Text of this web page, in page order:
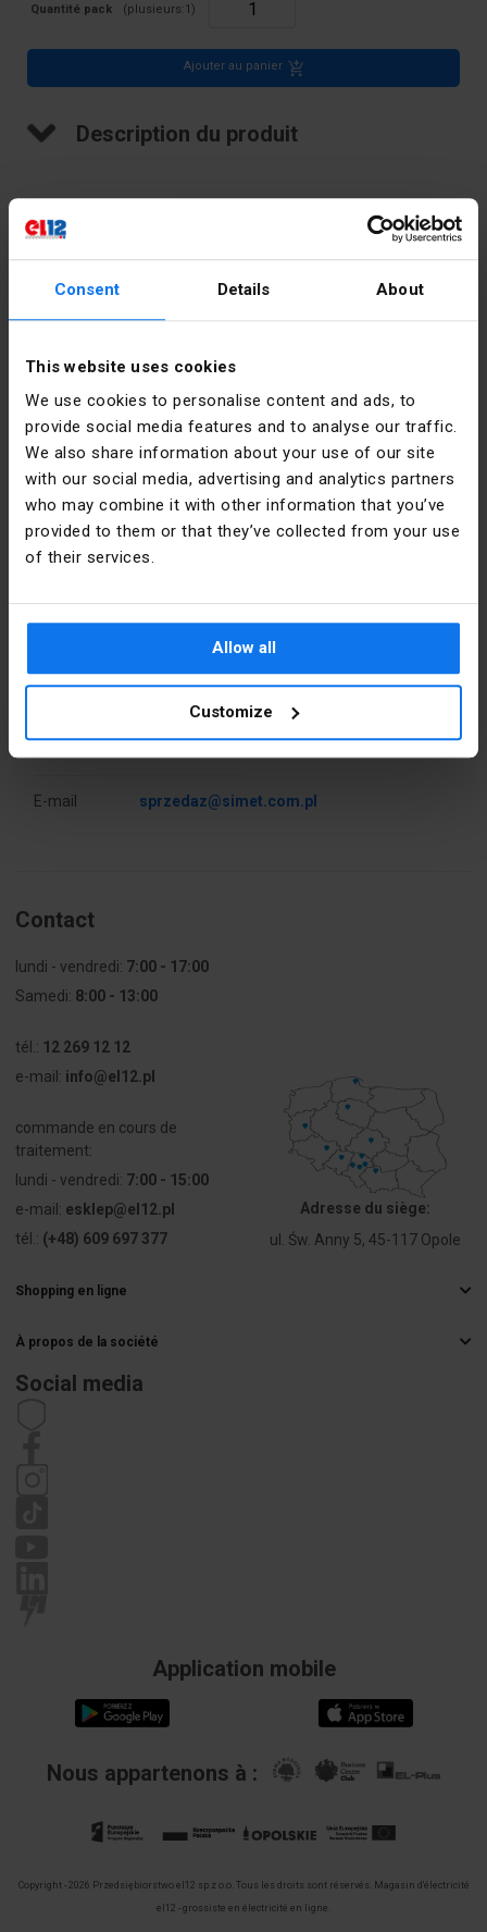
Consent Details About
This website uses cookies
We use cookies to personalise content and ads, to
provide social media features and to analyse our traffic.
We also share information about your use of our site
with our social media, advertising and analytics partners
who may combine it with other information that you’ve
provided to them or that they’ve collected from your use
of their services.
Allow all
Customize
Quantité pack (plusieurs:1 )
Ajouter au panier
Description du produit
Données techniques
Pièces dans
le paquet
10
Plage de
serrage
8-165
Détails du fabricant
Jelenia
Góra al.
E-mail sprzedaz@simet.com.pl
Contact
lundi - vendredi: 7:00 - 17:00
Samedi: 8:00 - 13:00
tél.: 12 269 12 12
e-mail: info@el12.pl
commande en cours de
traitement:
lundi - vendredi: 7:00 - 15:00
e-mail: esklep@el12.pl
tél.: (+48) 609 697 377
Adresse du siège:
ul. Św. Anny 5, 45-117 Opole
Shopping en ligne
Méthodes de livraison
Paiements
À propos de la société
Carrière
Social media
Application mobile
Nous appartenons à :
Copyright - 2026 Przedsiębiorstwo el12 sp.z o.o. Tous les droits sont réservés. Magasin d'électricité
el12 - grossiste en électricité en ligne.